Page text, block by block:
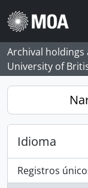
Skip to main content
Archival
University of
Idioma
Registros
, 1 resultados